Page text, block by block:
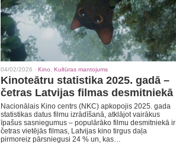
04/02/2026 · Kino Kultūras mantojums
Kinoteātru statistika 2025. gadā –
četras Latvijas filmas desmitniekā
Nacionālais Kino centrs (NKC) apkopojis 2025. gada
statistikas datus filmu izrādīšanā, atklājot vairākus
īpašus sasniegumus – populārāko filmu desmitniekā ir
četras vietējās filmas, Latvijas kino tirgus daļa
pirmoreiz pārsniegusi 24 % un, kas…